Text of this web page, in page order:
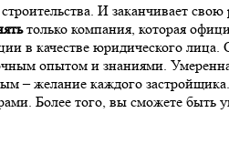
И заканчивает свою
только компания, которая
в качестве юридического
опытом и знаниями.
– желание каждого
Более того, вы сможете